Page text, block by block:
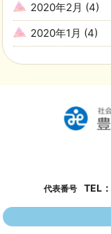
2020年2月 (4)
2020年1月 (4)
代表番号 TEL：